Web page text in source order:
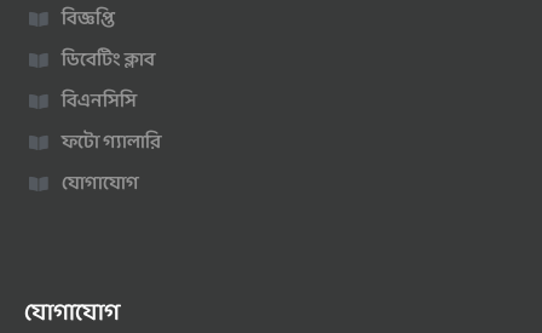
বিজ্ঞপ্তি
ডিবেটিং ক্লাব
বিএনসিসি
ফটো গ্যালারি
যোগাযোগ
যোগাযোগ